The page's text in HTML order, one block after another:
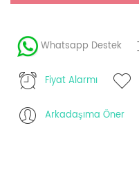
Whatsapp Destek
Fiyat Alarmı
Arkadaşıma Öner